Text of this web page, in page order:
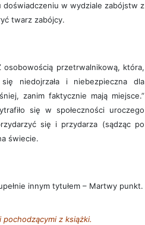
doświadczeniu w wydziale zabójstw z
twarz zabójcy.
przetrwalnikową, która,
niedojrzała i niebezpieczna dla
zanim faktycznie mają miejsce.”
się w społeczności uroczego
się i przydarza (sądząc po
świecie.
innym tytułem – Martwy punkt.
z książki.